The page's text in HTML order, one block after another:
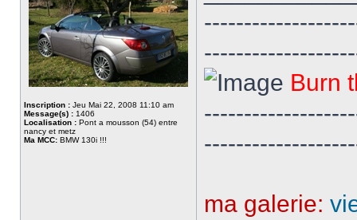
Inscription : Jeu Mai 22, 2008 11:10 am
Message(s) : 1406
Localisation : Pont a mousson (54) entre
nancy et metz
Ma MCC: BMW 130i !!!
Burn
ma galerie: